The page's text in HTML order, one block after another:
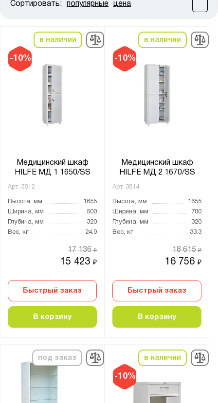
Сортировать: популярные цена
-10%
в наличии
Медицинский шкаф
HILFE МД 1 1650/SS
Арт. 3812
Высота, мм
1655
Ширина, мм
500
Глубина, мм
320
Вес, кг
24.9
15 423₽
17 136₽
Быстрый заказ
В корзину
-10%
в наличии
Медицинский шкаф
HILFE МД 2 1670/SS
Арт. 3814
Высота, мм
1655
Ширина, мм
700
Глубина, мм
320
Вес, кг
33.3
16 756₽
18 615₽
Быстрый заказ
В корзину
под заказ
-10%
в наличии
Высота, мм:
от
Ширина, мм:
от до
Тип покрытия поверхности:
гигиенически безопасное, коррозийно-
устойчивое порошковое
порошковое
Нагрузка на полку, кг:
1 ключевой
2 ключевых
Ключевой